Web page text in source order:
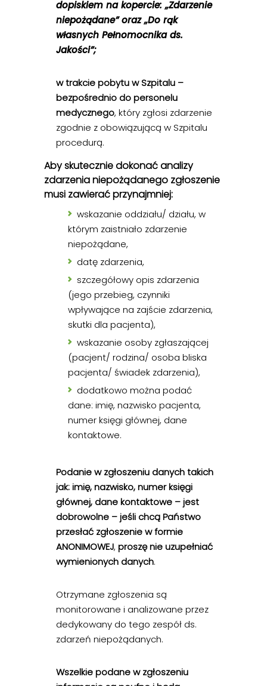
dopiskiem na kopercie: „Zdarzenie
niepożądane” oraz „Do rąk
własnych Pełnomocnika ds.
Jakości”;
w trakcie pobytu w Szpitalu –
bezpośrednio do personelu
medycznego, który zgłosi zdarzenie
zgodnie z obowiązującą w Szpitalu
procedurą.
Aby skutecznie dokonać analizy
zdarzenia niepożądanego zgłoszenie
musi zawierać przynajmniej:
wskazanie oddziału/ działu, w
którym zaistniało zdarzenie
niepożądane,
datę zdarzenia,
szczegółowy opis zdarzenia
(jego przebieg, czynniki
wpływające na zajście zdarzenia,
skutki dla pacjenta),
wskazanie osoby zgłaszającej
(pacjent/ rodzina/ osoba bliska
pacjenta/ świadek zdarzenia),
dodatkowo można podać
dane: imię, nazwisko pacjenta,
numer księgi głównej, dane
kontaktowe.
Podanie w zgłoszeniu danych takich
jak: imię, nazwisko, numer księgi
głównej, dane kontaktowe – jest
dobrowolne – jeśli chcą Państwo
przesłać zgłoszenie w formie
ANONIMOWEJ, proszę nie uzupełniać
wymienionych danych.
Otrzymane zgłoszenia są
monitorowane i analizowane przez
dedykowany do tego zespół ds.
zdarzeń niepożądanych.
Wszelkie podane w zgłoszeniu